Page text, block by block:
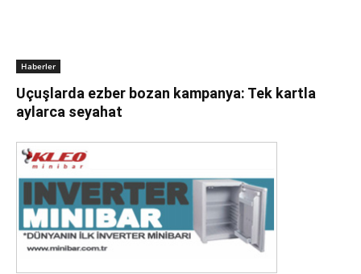
Haberler
Uçuşlarda ezber bozan kampanya: Tek kartla
aylarca seyahat